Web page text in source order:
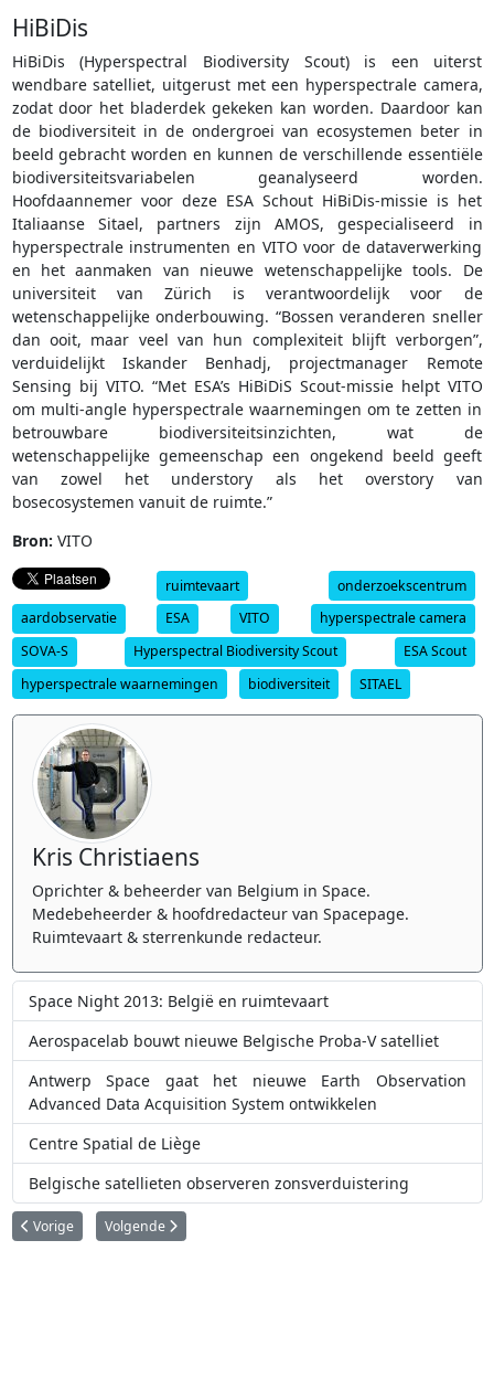
HiBiDis
HiBiDis (Hyperspectral Biodiversity Scout) is een uiterst
wendbare satelliet, uitgerust met een hyperspectrale camera,
zodat door het bladerdek gekeken kan worden. Daardoor kan
de biodiversiteit in de ondergroei van ecosystemen beter in
beeld gebracht worden en kunnen de verschillende essentiële
biodiversiteitsvariabelen geanalyseerd worden.
Hoofdaannemer voor deze ESA Schout HiBiDis-missie is het
Italiaanse Sitael, partners zijn AMOS, gespecialiseerd in
hyperspectrale instrumenten en VITO voor de dataverwerking
en het aanmaken van nieuwe wetenschappelijke tools. De
universiteit van Zürich is verantwoordelijk voor de
wetenschappelijke onderbouwing. “Bossen veranderen sneller
dan ooit, maar veel van hun complexiteit blijft verborgen”,
verduidelijkt Iskander Benhadj, projectmanager Remote
Sensing bij VITO. “Met ESA’s HiBiDiS Scout-missie helpt VITO
om multi-angle hyperspectrale waarnemingen om te zetten in
betrouwbare biodiversiteitsinzichten, wat de
wetenschappelijke gemeenschap een ongekend beeld geeft
van zowel het understory als het overstory van
bosecosystemen vanuit de ruimte.”
Bron: VITO
ruimtevaart
onderzoekscentrum
aardobservatie
ESA VITO
hyperspectrale camera
SOVA-S
Hyperspectral Biodiversity Scout
ESA Scout
hyperspectrale waarnemingen
biodiversiteit SITAEL
Kris Christiaens
Oprichter & beheerder van Belgium in Space.
Medebeheerder & hoofdredacteur van Spacepage.
Ruimtevaart & sterrenkunde redacteur.
Space Night 2013: België en ruimtevaart
Aerospacelab bouwt nieuwe Belgische Proba-V satelliet
Antwerp Space gaat het nieuwe Earth Observation
Advanced Data Acquisition System ontwikkelen
Centre Spatial de Liège
Belgische satellieten observeren zonsverduistering
Vorig artikel: Succesvolle Proba-3-missie verlengd tot 2028
Vorige Volgende artikel: Nieuwe ESA-satellieten testen toekomst
Volgende